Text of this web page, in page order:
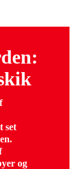
set
og